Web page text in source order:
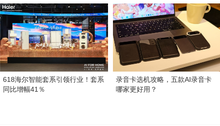
618海尔智能套系引领行业！套系
同比增幅41％
录音卡选机攻略，五款AI录音卡
哪家更好用？